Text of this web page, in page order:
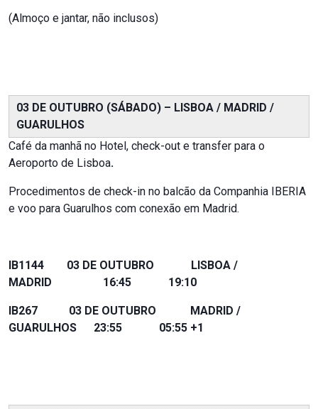
(Almoço e jantar, não inclusos)
03 DE OUTUBRO (SÁBADO) – LISBOA / MADRID /
GUARULHOS
Café da manhã no Hotel, check-out e transfer para o
Aeroporto de Lisboa.
Procedimentos de check-in no balcão da Companhia IBERIA
e voo para Guarulhos com conexão em Madrid.
IB1144 03 DE OUTUBRO LISBOA /
MADRID 16:45 19:10
IB267 03 DE OUTUBRO MADRID /
GUARULHOS 23:55 05:55 +1